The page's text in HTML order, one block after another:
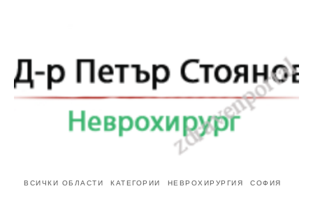
ВСИЧКИ ОБЛАСТИ КАТЕГОРИИ НЕВРОХИРУРГИЯ СОФИЯ